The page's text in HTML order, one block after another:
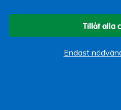
Tillåt alla
Endast
vetenskapsman – uppfann
diplomat – ambassadör i
självständighetsförklaringen.